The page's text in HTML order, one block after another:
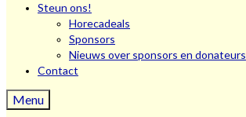
Steun ons!
Horecadeals
Sponsors
Nieuws over sponsors en donateurs
Contact
Menu